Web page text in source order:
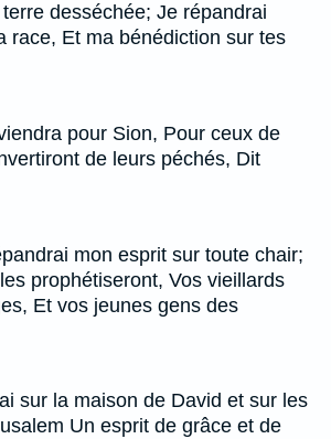
desséchée; Je répandrai
race, Et ma bénédiction sur tes
pour Sion, Pour ceux de
de leurs péchés, Dit
mon esprit sur toute chair;
prophétiseront, Vos vieillards
Et vos jeunes gens des
sur la maison de David et sur les
Un esprit de grâce et de